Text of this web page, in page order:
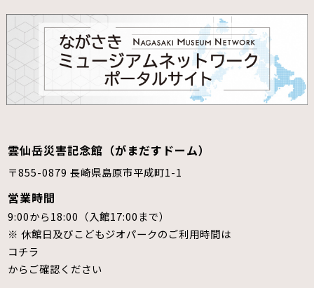
雲仙岳災害記念館（がまだすドーム）
〒855-0879 長崎県島原市平成町1-1
営業時間
9:00から18:00（入館17:00まで）
※ 休館日及びこどもジオパークのご利用時間は
コチラ
からご確認ください